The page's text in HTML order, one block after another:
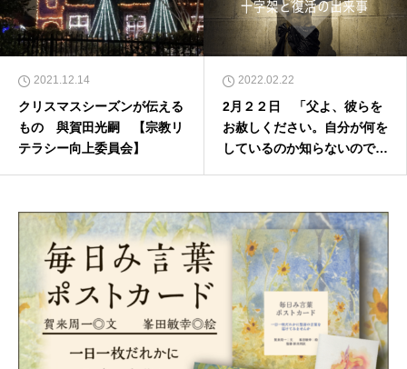
2021.12.14
クリスマスシーズンが伝える
もの 與賀田光嗣 【宗教リ
テラシー向上委員会】
2022.02.22
2月２２日 「父よ、彼らを
お赦しください。自分が何を
しているのか知らないので